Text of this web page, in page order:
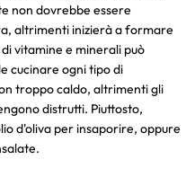
non dovrebbe essere
altrimenti inizierà a formare
vitamine e minerali può
cucinare ogni tipo di
troppo caldo, altrimenti gli
distrutti. Piuttosto,
d'oliva per insaporire, oppure